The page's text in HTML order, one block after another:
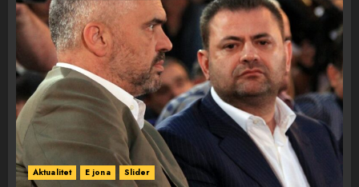
Aktualitet E jona Slider